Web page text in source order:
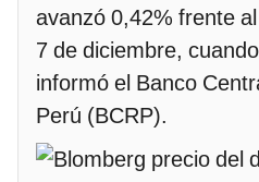
avanzó 0,42% frente
7 de diciembre,
informó el Banco
Perú (BCRP).